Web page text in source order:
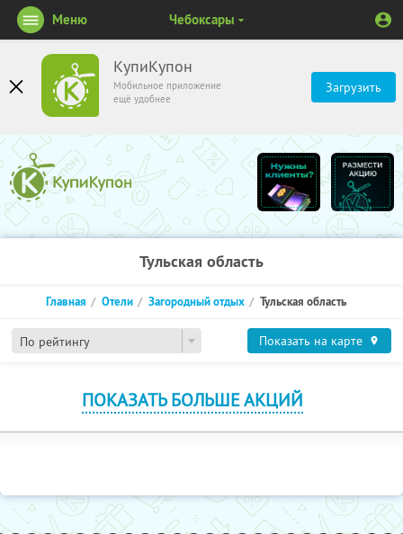
КупиКупон
Мобильное приложение
ещё удобнее
Загрузить
Меню Чебоксары
Тульская область
По рейтингу
Главная Отели Загородный отдых Тульская область
Показать на карте
ПОКАЗАТЬ БОЛЬШЕ АКЦИЙ